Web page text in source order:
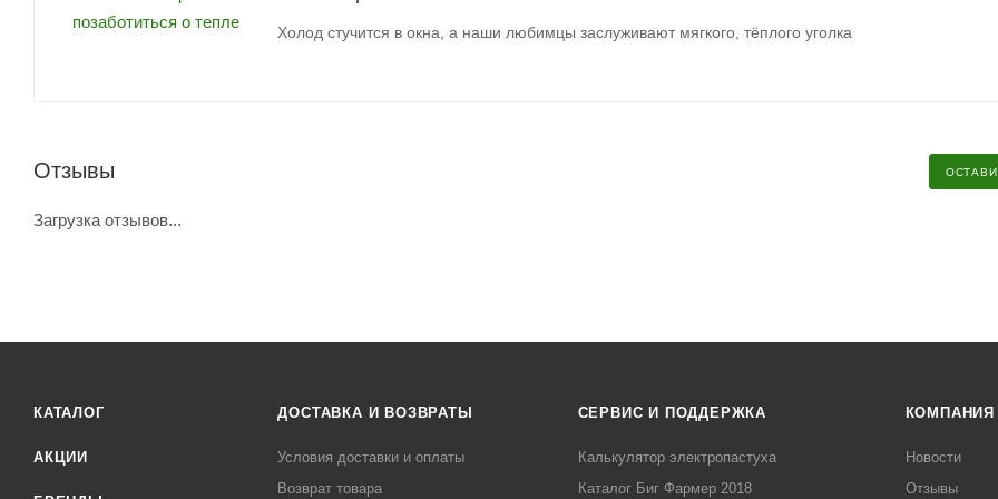
Холод стучится в окна, а наши любимцы заслуживают мягкого, тёплого уголка
Отзывы
Загрузка отзывов...
КАТАЛОГ
АКЦИИ
ДОСТАВКА И ВОЗВРАТЫ
Условия доставки и оплаты
Возврат товара
СЕРВИС И ПОДДЕРЖКА
Калькулятор электропастуха
Каталог Биг Фармер 2018
КОМПАНИЯ
Новости
Отзывы